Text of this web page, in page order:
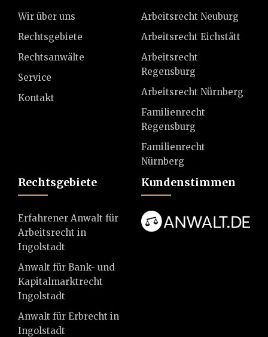
Wir über uns
Rechtsgebiete
Rechtsanwälte
Service
Kontakt
Arbeitsrecht Neuburg
Arbeitsrecht Eichstätt
Arbeitsrecht
Regensburg
Arbeitsrecht Nürnberg
Familienrecht
Regensburg
Familienrecht
Nürnberg
Rechtsgebiete
Erfahrener Anwalt für
Arbeitsrecht in
Ingolstadt
Anwalt für Bank- und
Kapitalmarktrecht
Ingolstadt
Anwalt für Erbrecht in
Ingolstadt
Kundenstimmen